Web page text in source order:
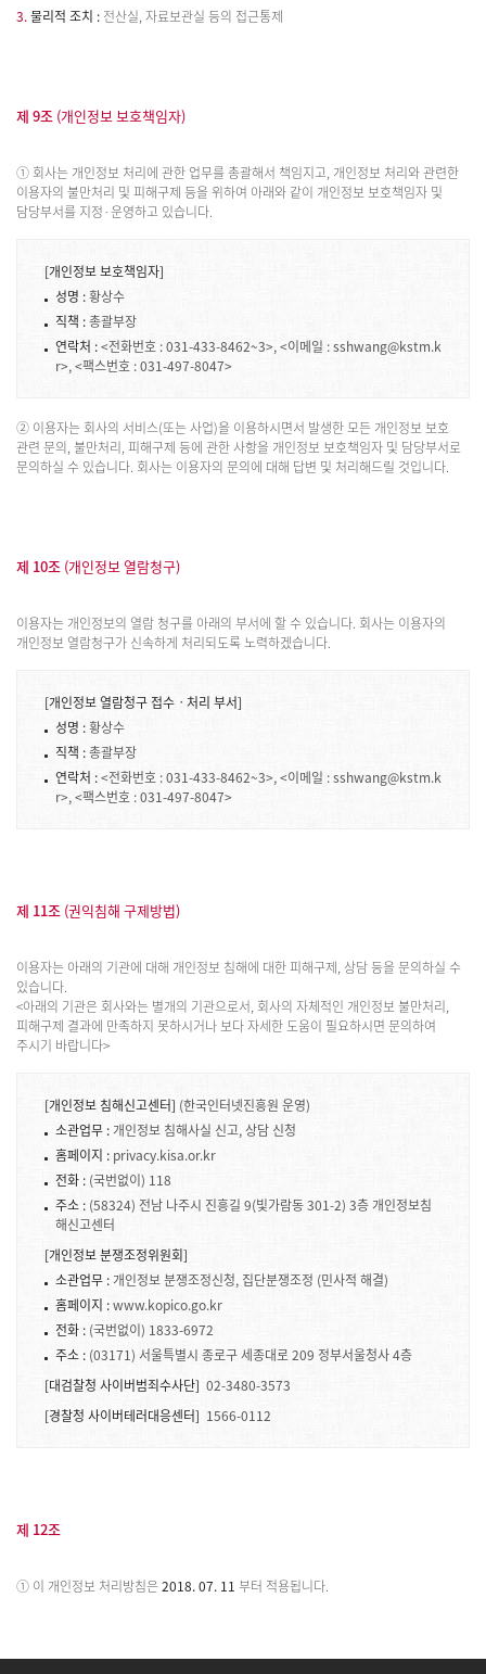
3.물리적 조치 : 전산실, 자료보관실 등의 접근통제
제 9조 (개인정보 보호책임자)
① 회사는 개인정보 처리에 관한 업무를 총괄해서 책임지고, 개인정보 처리와 관련한
이용자의 불만처리 및 피해구제 등을 위하여 아래와 같이 개인정보 보호책임자 및
담당부서를 지정·운영하고 있습니다.
[개인정보 보호책임자]
성명 :황상수
직책 :총괄부장
연락처 :<전화번호 : 031-433-8462~3>, <이메일 : sshwang@kstm.k
r>, <팩스번호 : 031-497-8047>
② 이용자는 회사의 서비스(또는 사업)을 이용하시면서 발생한 모든 개인정보 보호
관련 문의, 불만처리, 피해구제 등에 관한 사항을 개인정보 보호책임자 및 담당부서로
문의하실 수 있습니다. 회사는 이용자의 문의에 대해 답변 및 처리해드릴 것입니다.
제 10조 (개인정보 열람청구)
이용자는 개인정보의 열람 청구를 아래의 부서에 할 수 있습니다. 회사는 이용자의
개인정보 열람청구가 신속하게 처리되도록 노력하겠습니다.
[개인정보 열람청구 접수ㆍ처리 부서]
성명 :황상수
직책 :총괄부장
연락처 :<전화번호 : 031-433-8462~3>, <이메일 : sshwang@kstm.k
r>, <팩스번호 : 031-497-8047>
제 11조 (권익침해 구제방법)
이용자는 아래의 기관에 대해 개인정보 침해에 대한 피해구제, 상담 등을 문의하실 수
있습니다.
<아래의 기관은 회사와는 별개의 기관으로서, 회사의 자체적인 개인정보 불만처리,
피해구제 결과에 만족하지 못하시거나 보다 자세한 도움이 필요하시면 문의하여
주시기 바랍니다>
[개인정보 침해신고센터] (한국인터넷진흥원 운영)
소관업무 :개인정보 침해사실 신고, 상담 신청
홈페이지 : privacy.kisa.or.kr
전화 : (국번없이) 118
주소 : (58324) 전남 나주시 진흥길 9(빛가람동 301-2) 3층 개인정보침
해신고센터
[개인정보 분쟁조정위원회]
소관업무 :개인정보 분쟁조정신청, 집단분쟁조정 (민사적 해결)
홈페이지 :www.kopico.go.kr
전화 : (국번없이) 1833-6972
주소 : (03171) 서울특별시 종로구 세종대로 209 정부서울청사 4층
[대검찰청 사이버범죄수사단] 02-3480-3573
[경찰청 사이버테러대응센터] 1566-0112
제 12조
① 이 개인정보 처리방침은2018. 07. 11 부터 적용됩니다.